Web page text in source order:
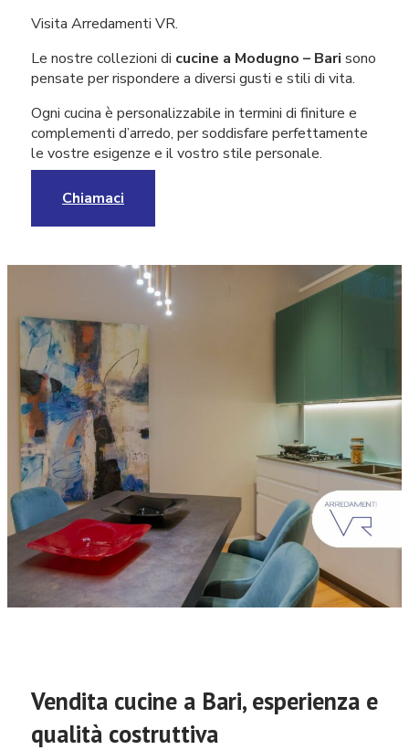
Visita Arredamenti VR.
Le nostre collezioni di cucine a Modugno – Bari sono
pensate per rispondere a diversi gusti e stili di vita.
Ogni cucina è personalizzabile in termini di finiture e
complementi d’arredo, per soddisfare perfettamente
le vostre esigenze e il vostro stile personale.
Chiamaci
Vendita cucine a Bari, esperienza e
qualità costruttiva